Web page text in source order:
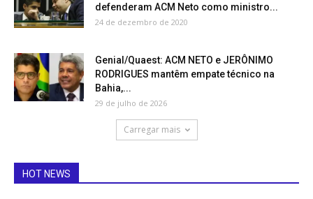
defenderam ACM Neto como ministro...
24 de dezembro de 2020
Genial/Quaest: ACM NETO e JERÔNIMO
RODRIGUES mantêm empate técnico na
Bahia,...
29 de julho de 2026
Carregar mais
HOT NEWS